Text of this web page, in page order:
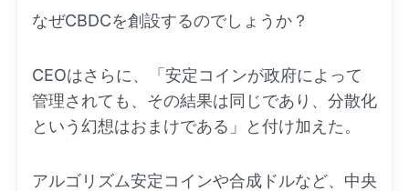
なぜCBDCを創設するのでしょうか？
CEOはさらに、「安定コインが政府によって
管理されても、その結果は同じであり、分散化
という幻想はおまけである」と付け加えた。
アルゴリズム安定コインや合成ドルなど、中央